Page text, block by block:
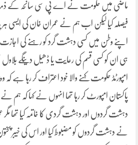
ماضی میں حکومت نے اے پی سی سانحہ کے ذمہ
فیصلہ کیا لیکن اب ہم نے عمران خان کی ایسی ہر
اپنے وطن میں کسی دہشت گرد کو رہنے کی اجازت
ہی ان کو کسی قسم کی رعایت یا ڈھیل دینگے بلاول
امپورٹڈ حکومت کہنے والا خود اعتراف کر رہا ہے
پاکستان امپورٹ کر رہا تھا انہوں نے کہا کہ
دہشت گردوں اور دہشت گردی کا خاتمہ کیا تھا مگر
نے دہشت گردوں کو مضبوط کیا اور اس کی خیبر